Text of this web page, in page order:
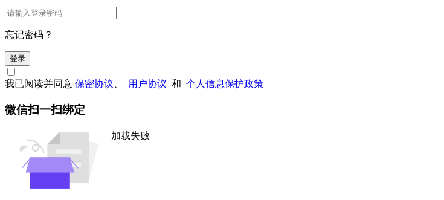
忘记密码？
登录
我已阅读并同意 保密协议 用户协议 和 个人信息保护政策
微信扫一扫绑定
加载失败